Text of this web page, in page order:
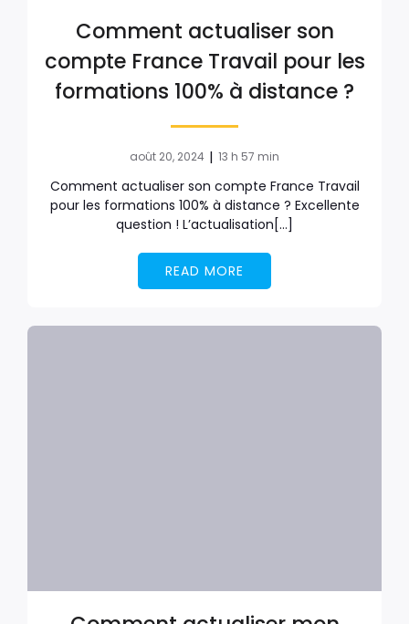
Comment actualiser son
compte France Travail pour les
formations 100% à distance ?
août 20, 2024 | 13 h 57 min
Comment actualiser son compte France Travail
pour les formations 100% à distance ? Excellente
question ! L’actualisation[…]
READ MORE